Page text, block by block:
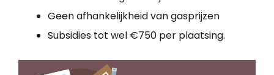
Geen afhankelijkheid van gasprijzen
Subsidies tot wel €750 per plaatsing.